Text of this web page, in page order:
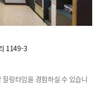
1149-3
링타임을 경험하실 수 있습니